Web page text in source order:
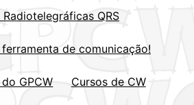
QRS
de comunicação!
GPCW Cursos de CW